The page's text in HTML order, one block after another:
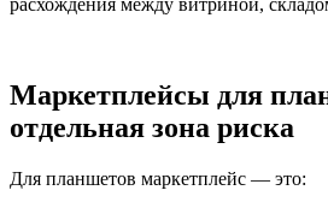
Маркетплейсы для
отдельная зона риска
Для планшетов маркетплейс — это: